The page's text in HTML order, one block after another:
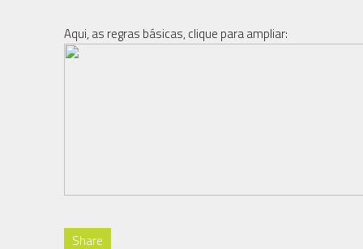
Aqui, as regras básicas, clique para ampliar:
Share